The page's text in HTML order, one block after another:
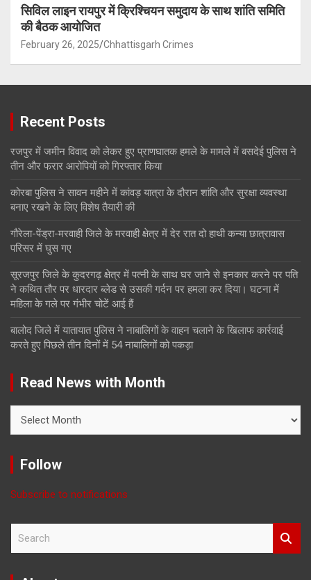
सिविल लाइन रायपुर में क्रिश्चियन समुदाय के साथ शांति समिति
की बैठक आयोजित
February 26, 2025 Chhattisgarh Crimes
Recent Posts
रजपुर में जमीन विवाद को लेकर हुए प्राणघातक हमले के मामले में बसदेई पुलिस ने
तीन और फरार आरोपियों को गिरफ्तार किया
कोरबा पुलिस ने सावन महीने में कांवड़ यात्रा के दौरान शांति और सुरक्षा व्यवस्था
बनाए रखने के लिए विशेष तैयारी की
गौरेला-पेंड्रा-मरवाही जिले के मरवाही क्षेत्र में देर रात दो हाथी कन्या छात्रावास
परिसर में घुस गए
सूरजपुर जिले के कुदरगढ़ क्षेत्र में पत्नी के साथ घर जाने से इनकार करने पर पति
ने कथित तौर पर धारदार ब्लेड से उसकी गर्दन पर हमला कर दिया। घटना में
महिला के गले पर गंभीर चोटें आई हैं
बालोद जिले में यातायात पुलिस ने नाबालिगों के वाहन चलाने के खिलाफ कार्रवाई
करते हुए पिछले तीन दिनों में 54 नाबालिगों को पकड़ा
Read News with Month
News
Month
Follow
Subscribe to notifications
r